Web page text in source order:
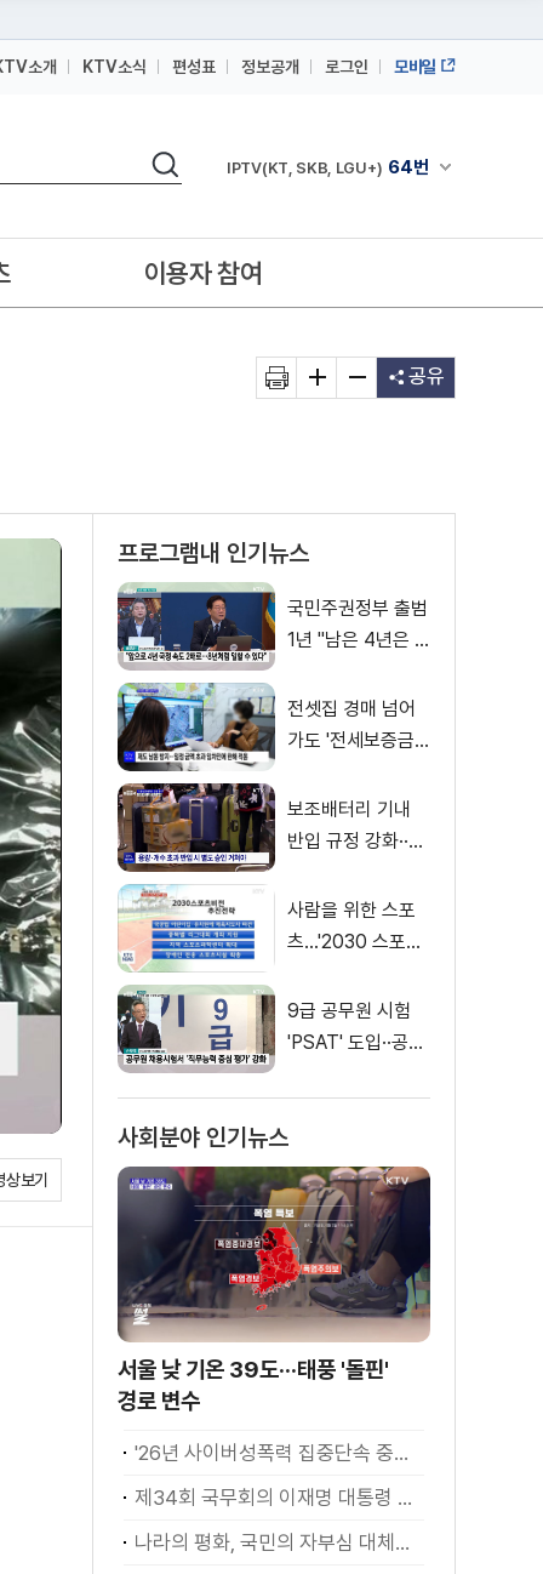
소개 KTV소식 편성표 정보공개 로그인 모바일
검색 채널안내 펼쳐
IPTV(KT, SKB, LGU+) 64번
IPTV(KT, SKB, LGU+)
이용자 참여
공유
보기
프로그램내 인기뉴스
국민주권정부 출범
1년 "남은 4년은 8
전셋집 경매 넘어
가도 '전세보증금'
보조배터리 기내
반입 규정 강화··
사람을 위한 스포
츠…'2030 스포츠
9급 공무원 시험
'PSAT' 도입··공정
사회분야 인기뉴스
서울 낮 기온 39도···태풍 '돌핀'
경로 변수
'26년 사이버성폭력 집중단속 중간성과 발표···향후 추진계획은?
제34회 국무회의 이재명 대통령 모두발언
나라의 평화, 국민의 자부심 대체불가 대한민국 이재명 대통령 모두말씀